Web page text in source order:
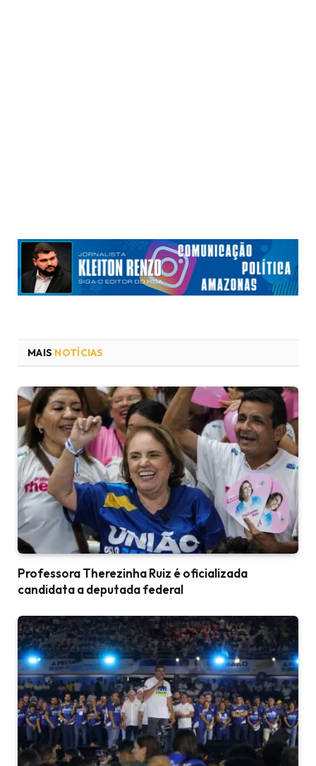
MAIS NOTÍCIAS
Professora Therezinha Ruiz é oficializada
candidata a deputada federal